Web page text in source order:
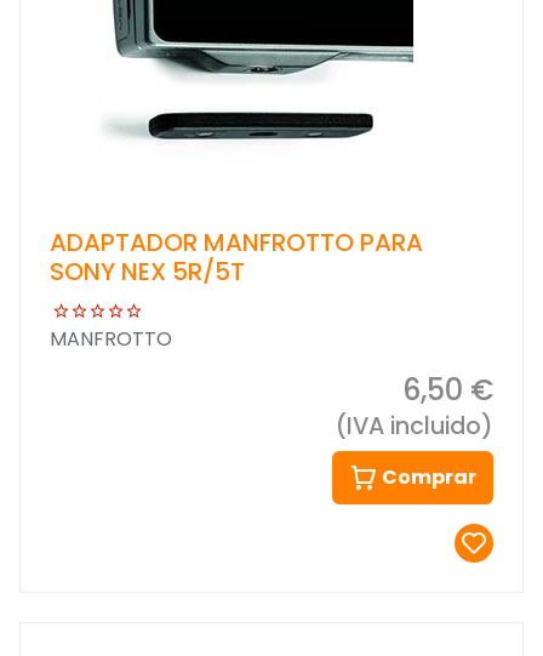
ADAPTADOR MANFROTTO PARA
SONY NEX 5R/5T
MANFROTTO
6,50 €
(IVA incluido)
Comprar